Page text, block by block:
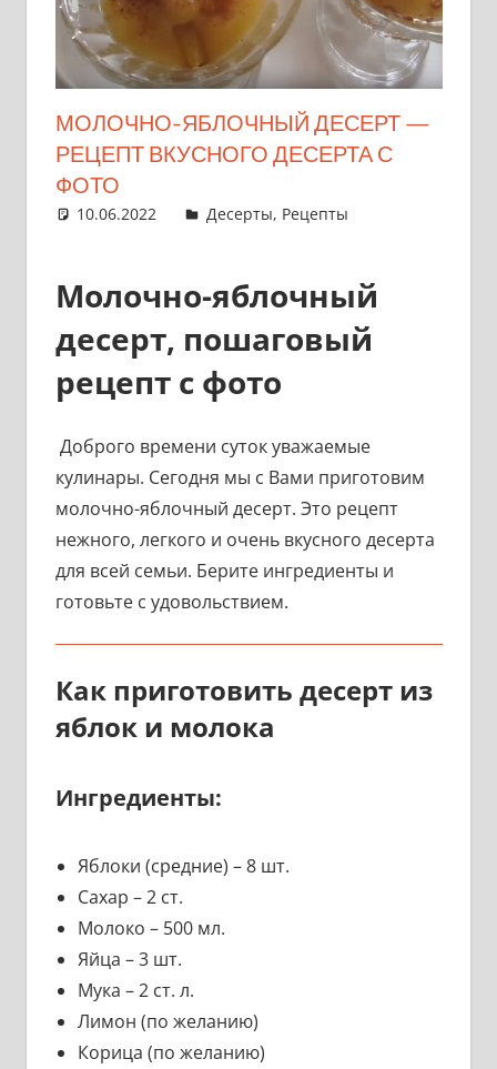
МОЛОЧНО-ЯБЛОЧНЫЙ ДЕСЕРТ —
РЕЦЕПТ ВКУСНОГО ДЕСЕРТА С
ФОТО
10.06.2022 admin
Десерты, Рецепты
Молочно-яблочный
десерт, пошаговый
рецепт с фото
Доброго времени суток уважаемые
кулинары. Сегодня мы с Вами приготовим
молочно-яблочный десерт. Это рецепт
нежного, легкого и очень вкусного десерта
для всей семьи. Берите ингредиенты и
готовьте с удовольствием.
Как приготовить десерт из
яблок и молока
Ингредиенты:
Яблоки (средние) – 8 шт.
Сахар – 2 ст.
Молоко – 500 мл.
Яйца – 3 шт.
Мука – 2 ст. л.
Лимон (по желанию)
Корица (по желанию)